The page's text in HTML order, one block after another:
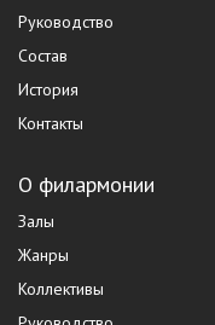
Руководство
Состав
История
Контакты
О филармонии
Залы
Жанры
Коллективы